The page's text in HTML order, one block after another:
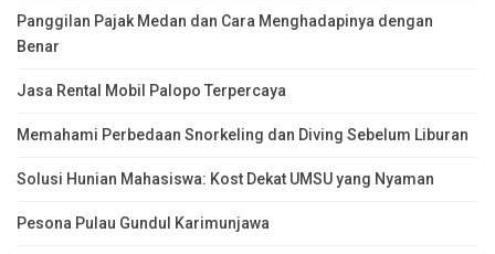
Panggilan Pajak Medan dan Cara Menghadapinya dengan
Benar
Jasa Rental Mobil Palopo Terpercaya
Memahami Perbedaan Snorkeling dan Diving Sebelum Liburan
Solusi Hunian Mahasiswa: Kost Dekat UMSU yang Nyaman
Pesona Pulau Gundul Karimunjawa